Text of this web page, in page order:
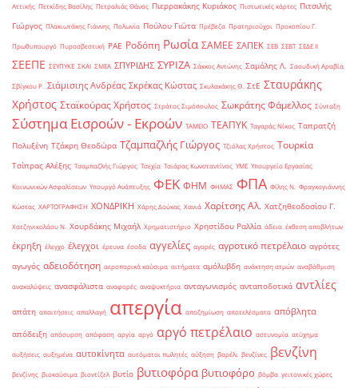
Αττικής Πετκίδης Βασίλης Πετραλιάς Θάνος Πιερρακάκης Κυριάκος Πιστωτικές κάρτες Πιτσιλής
Γιώργος Πλακιωτάκης Γιάννης Πολωνία Πούλου Γιώτα Πρέβεζα Πρατηριούχοι Προκοπίου Γ.
Πρωθυπουργό Πυροσβεστική ΡΑΕ Ροδόπη Ρωσία ΣΑΜΕΕ ΣΑΠΕΚ ΣΕΒ ΣΕΒΤ ΣΕΔΕ ΙΙ
ΣΕΕΠΕ ΣΕΥΠΥΚΕ ΣΚΑΙ ΣΜΕΑ ΣΠΥΡΙΔΗΣ ΣΥΡΙΖΑ Σάκκος Αντώνης Σαμόλης Λ. Σαουδική Αραβία
Σβίγκου Ρ. Σιάμισιης Ανδρέας Σκρέκας Κώστας Σκυλακάκης Θ. ΣτΕ Σταυράκης
Χρήστος Σταϊκούρας Χρήστος Στράτος Σιμόπουλος Σωκράτης Φάμελλος Σύνταξη
Σύστημα Εισροών - Εκροών ΤΑΜΕΙΟ ΤΕΑΠΥΚ Ταγαράς Νίκος Ταπρατζή
Πολυξένη Τζάκρη Θεοδώρα Τζαμπαζλής Γιώργος Τζιόλας Χρήστος Τουρκία
Τσίπρας Αλέξης Τσαμπαζλής Γιώργος Τσεχία Τσιάρας Κωνσταντίνος ΥΜΕ Υπουργείο Εργασίας
Κοινωνικών Ασφαλίσεων Υπουργό Ανάπτυξης ΦΕΚ ΦΗΜ ΦΗΜΑΣ ΦΠΑ Φίλης Ν. Φραγκογιάννης
Κώστας ΧΑΡΤΟΓΡΑΦΗΣΗ ΧΟΝΔΡΙΚΗ Χάρης Δούκας Χανιά Χαρίτσης Αλ. Χατζηθεοδοσίου Γ.
Χατζηνικολάου Ν. Χουρδάκης Μιχαήλ Χρηματιστήριο Χρηστίδου Ραλλία άδεια έκθεση αποβλήτων
έκρηξη έλεγχο έλεγχοι έρευνα έσοδα αγγελίες αγορές αγροτικό πετρέλαιο αγρότες
αγωγός αδειοδότηση αεροπορικά καύσιμα αιτήματα αμόλυβδη ανάκτηση ατμών αναβάθμιση
ανακαλύψεις ανασφάλιστα αναφορές αναψυκτήρια ανταγωνισμός ανταποδοτικά αντλίες
απάτη απαιτήσεις απαλλαγή απεργία αποζημίωση αποτελέσματα απόβλητα
απόδειξη απόσυρση απόφαση αργία αργό αργό πετρέλαιο αστυνομία ατύχημα
αυξήσεις αυξημένα αυτοκίνητα αυτόματοι πωλητές αύξηση βαρέλι βενζίνες βενζίνη
βενζίνης βιοκαύσιμα βιοντίζελ βυτίο βυτιοφόρα βυτιοφόρο βόμβα γειτονικές χώρες